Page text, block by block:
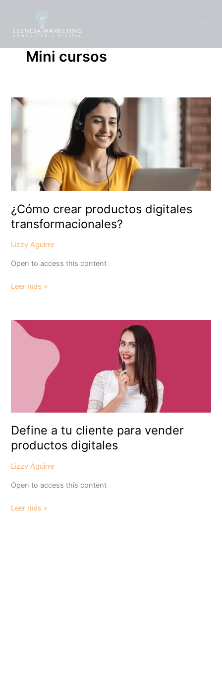
contenido
Mini cursos
¿Cómo crear productos digitales
transformacionales?
Lizzy Aguirre
Open to access this content
¿Cómo
productos
transformacionales?
Leer más »
Define a tu cliente para vender
productos digitales
Lizzy Aguirre
Open to access this content
Define
productos
digitales
Leer más »